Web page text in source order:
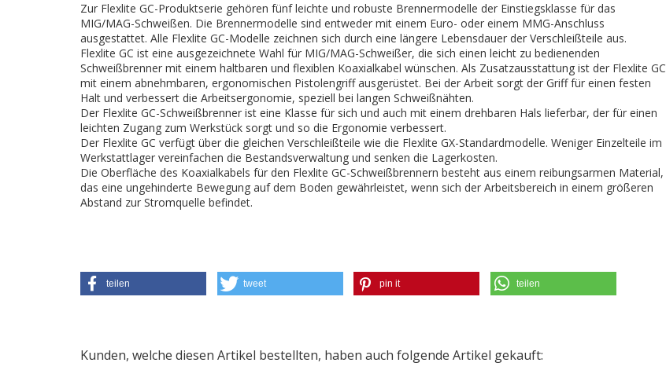
Zur Flexlite GC-Produktserie gehören fünf leichte und robuste Brennermodelle der Einstiegsklasse für das
MIG/MAG-Schweißen. Die Brennermodelle sind entweder mit einem Euro- oder einem MMG-Anschluss
ausgestattet. Alle Flexlite GC-Modelle zeichnen sich durch eine längere Lebensdauer der Verschleißteile aus.
Flexlite GC ist eine ausgezeichnete Wahl für MIG/MAG-Schweißer, die sich einen leicht zu bedienenden
Schweißbrenner mit einem haltbaren und flexiblen Koaxialkabel wünschen. Als Zusatzausstattung ist der Flexlite GC
mit einem abnehmbaren, ergonomischen Pistolengriff ausgerüstet. Bei der Arbeit sorgt der Griff für einen festen
Halt und verbessert die Arbeitsergonomie, speziell bei langen Schweißnähten.
Der Flexlite GC-Schweißbrenner ist eine Klasse für sich und auch mit einem drehbaren Hals lieferbar, der für einen
leichten Zugang zum Werkstück sorgt und so die Ergonomie verbessert.
Der Flexlite GC verfügt über die gleichen Verschleißteile wie die Flexlite GX-Standardmodelle. Weniger Einzelteile im
Werkstattlager vereinfachen die Bestandsverwaltung und senken die Lagerkosten.
Die Oberfläche des Koaxialkabels für den Flexlite GC-Schweißbrennern besteht aus einem reibungsarmen Material,
das eine ungehinderte Bewegung auf dem Boden gewährleistet, wenn sich der Arbeitsbereich in einem größeren
Abstand zur Stromquelle befindet.
teilen tweet pin it teilen
Kunden, welche diesen Artikel bestellten, haben auch folgende Artikel gekauft: